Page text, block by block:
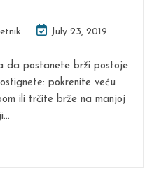
Post
modified:
July 23, 2019
da postanete brži postoje
pokrenite veću
ili trčite brže na manjoj